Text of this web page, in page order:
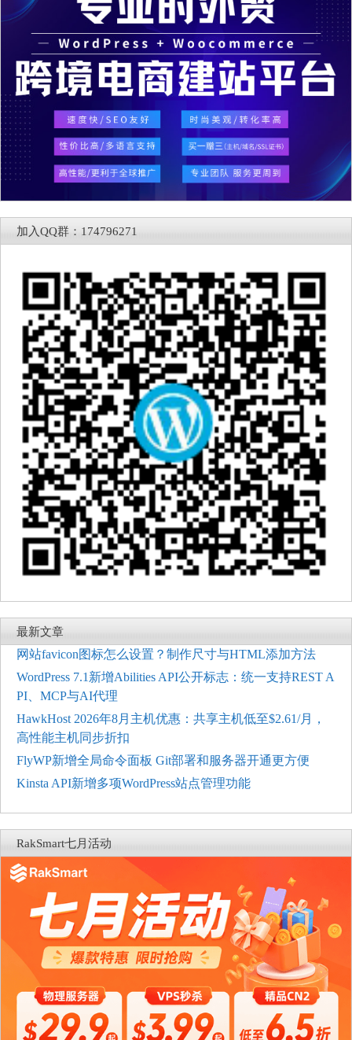
加入QQ群：174796271
最新文章
网站favicon图标怎么设置？制作尺寸与HTML添加方法
WordPress 7.1新增Abilities API公开标志：统一支持REST A
PI、MCP与AI代理
HawkHost 2026年8月主机优惠：共享主机低至$2.61/月，
高性能主机同步折扣
FlyWP新增全局命令面板 Git部署和服务器开通更方便
Kinsta API新增多项WordPress站点管理功能
RakSmart七月活动